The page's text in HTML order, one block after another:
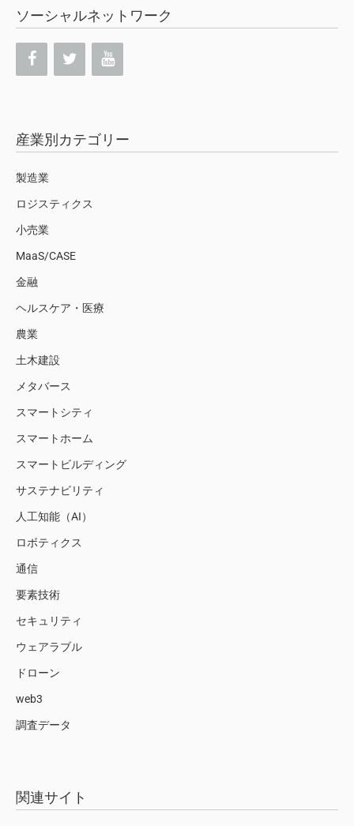
ソーシャルネットワーク
産業別カテゴリー
製造業
ロジスティクス
小売業
MaaS/CASE
金融
ヘルスケア・医療
農業
土木建設
メタバース
スマートシティ
スマートホーム
スマートビルディング
サステナビリティ
人工知能（AI）
ロボティクス
通信
要素技術
セキュリティ
ウェアラブル
ドローン
web3
調査データ
関連サイト